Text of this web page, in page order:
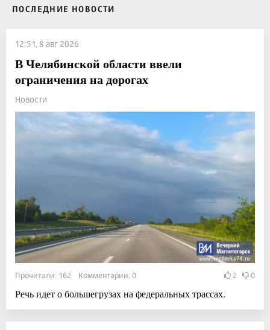
ПОСЛЕДНИЕ НОВОСТИ
12:51, 8 авг 2026
В Челябинской области ввели
ограничения на дорогах
Новости
Прочитали: 162 Комментарии: 0 2 0
Речь идет о большегрузах на федеральных трассах.